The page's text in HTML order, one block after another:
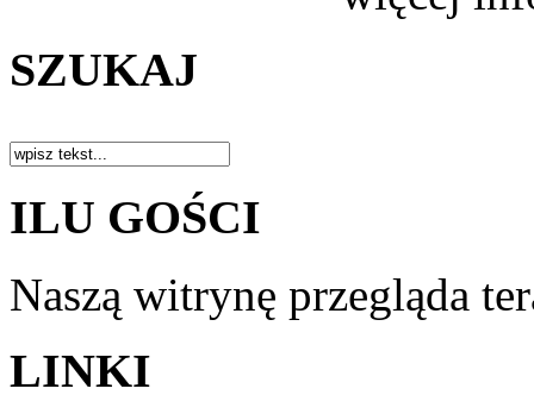
SZUKAJ
ILU GOŚCI
Naszą witrynę przegląda
LINKI